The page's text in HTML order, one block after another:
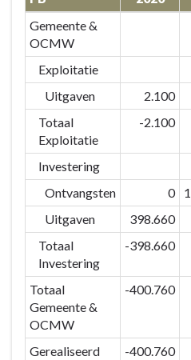
navigatie
Duurzaam
Strategisch
niveau
Gemeente &
OCMW
Exploitatie
Uitgaven
2.100
Totaal
Exploitatie
-2.100
Investering
Ontvangsten
0
Uitgaven
398.660
Totaal
Investering
-398.660
Totaal
Gemeente &
OCMW
-400.760
Gerealiseerd
-400.760